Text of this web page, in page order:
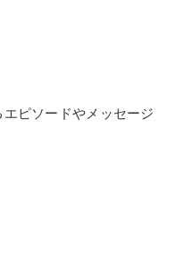
ピソードやメッセージ